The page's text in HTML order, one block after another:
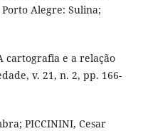
Alegre: Sulina;
cartografia e a relação
v. 21, n. 2, pp. 166-
PICCININI, Cesar